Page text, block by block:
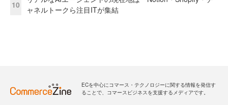
10
ャネルトークら注目ITが集結
ECを中心にコマース・テクノロジーに関する情報を発信す
ることで、コマースビジネスを支援するメディアです。